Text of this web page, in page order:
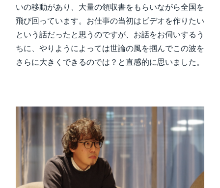
いの移動があり、大量の領収書をもらいながら全国を
飛び回っています。お仕事の当初はビデオを作りたい
という話だったと思うのですが、お話をお伺いするう
ちに、やりようによっては世論の風を掴んでこの波を
さらに大きくできるのでは？と直感的に思いました。